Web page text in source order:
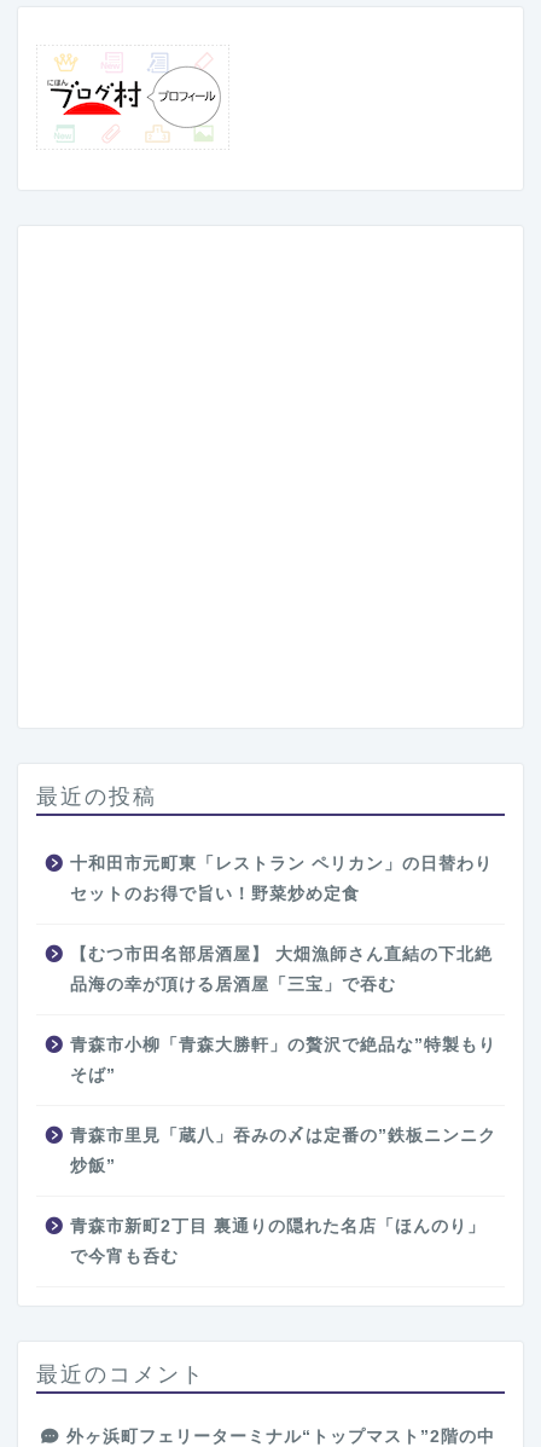
最近の投稿
十和田市元町東「レストラン ペリカン」の日替わり
セットのお得で旨い！野菜炒め定食
【むつ市田名部居酒屋】 大畑漁師さん直結の下北絶
品海の幸が頂ける居酒屋「三宝」で吞む
青森市小柳「青森大勝軒」の贅沢で絶品な”特製もり
そば”
青森市里見「蔵八」吞みの〆は定番の”鉄板ニンニク
炒飯”
青森市新町2丁目 裏通りの隠れた名店「ほんのり」
で今宵も呑む
最近のコメント
外ヶ浜町フェリーターミナル“トップマスト”2階の中